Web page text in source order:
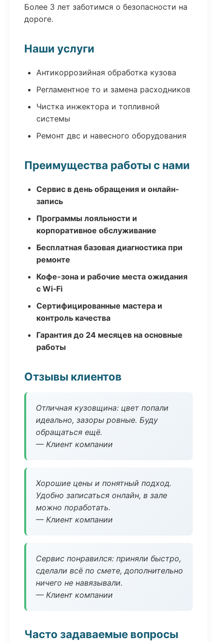
Более 3 лет заботимся о безопасности на
дороге.
Наши услуги
Антикоррозийная обработка кузова
Регламентное то и замена расходников
Чистка инжектора и топливной
системы
Ремонт двс и навесного оборудования
Преимущества работы с нами
Сервис в день обращения и онлайн-
запись
Программы лояльности и
корпоративное обслуживание
Бесплатная базовая диагностика при
ремонте
Кофе-зона и рабочие места ожидания
с Wi‑Fi
Сертифицированные мастера и
контроль качества
Гарантия до 24 месяцев на основные
работы
Отзывы клиентов
Отличная кузовщина: цвет попали
идеально, зазоры ровные. Буду
обращаться ещё.
— Клиент компании
Хорошие цены и понятный подход.
Удобно записаться онлайн, в зале
можно поработать.
— Клиент компании
Сервис понравился: приняли быстро,
сделали всё по смете, дополнительно
ничего не навязывали.
— Клиент компании
Часто задаваемые вопросы